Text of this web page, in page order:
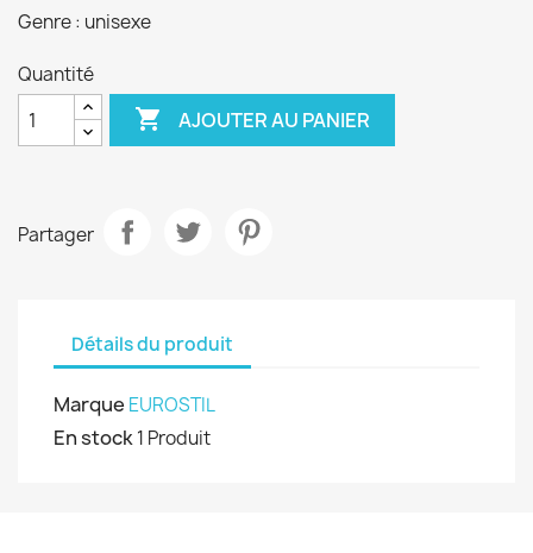
Genre : unisexe
Quantité
 AJOUTER AU PANIER
Partager
Détails du produit
Marque EUROSTIL
En stock1 Produit